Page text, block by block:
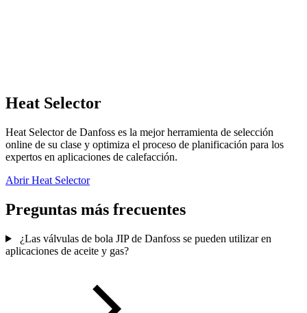
Heat Selector
Heat Selector de Danfoss es la mejor herramienta de selección
online de su clase y optimiza el proceso de planificación para los
expertos en aplicaciones de calefacción.
Abrir Heat Selector
Preguntas más frecuentes
¿Las válvulas de bola JIP de Danfoss se pueden utilizar en
aplicaciones de aceite y gas?